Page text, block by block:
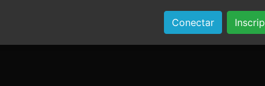
Conectar